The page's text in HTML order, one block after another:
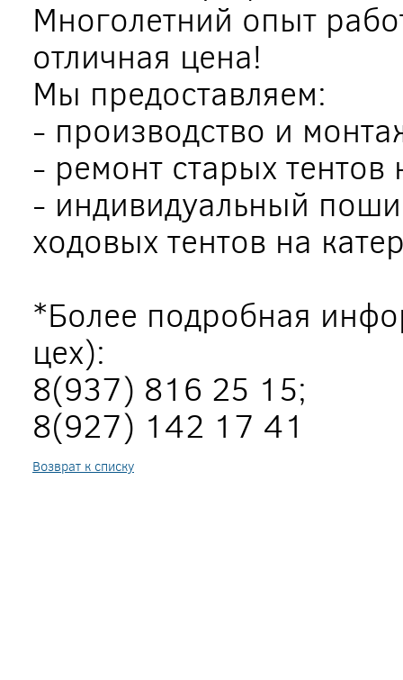
Многолетний опыт
отличная цена!
Мы предоставляем:
- производство и
- ремонт старых тентов
- индивидуальный
ходовых тентов на
*Более подробная
цех):
8(937) 816 25 15;
8(927) 142 17 41
Возврат к списку